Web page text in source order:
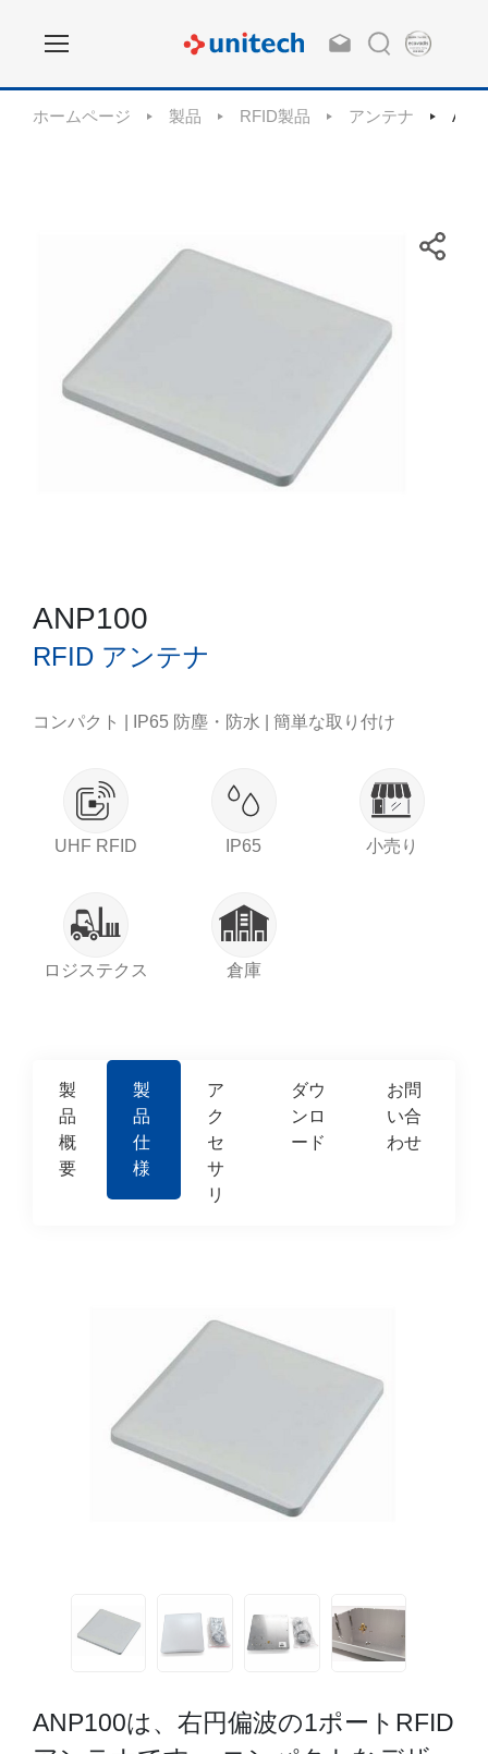
ホームページ 製品 RFID製品 アンテナ
ANP100
RFID アンテナ
コンパクト | IP65 防塵・防水 | 簡単な取り付け
UHF RFID IP65 小売り
ロジステクス 倉庫
製
品
概
要
製
品
仕
様
ア
ク
セ
サ
リ
ダウ
ンロ
ード
お問
い合
わせ
ANP100は、右円偏波の1ポートRFID